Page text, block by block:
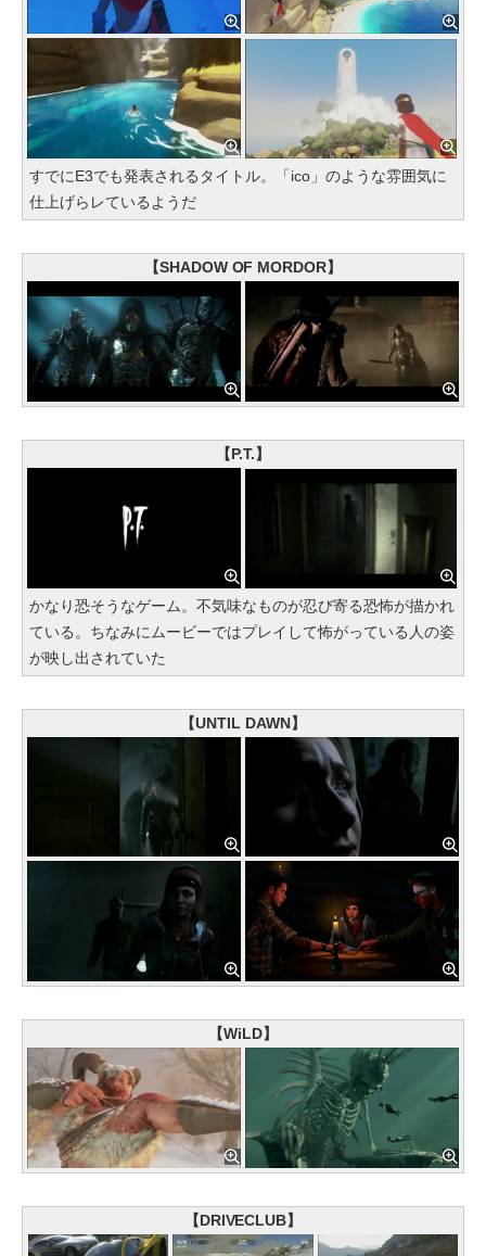
すでにE3でも発表されるタイトル。「ico」のような雰囲気に
仕上げらレているようだ
【SHADOW OF MORDOR】
【P.T.】
かなり恐そうなゲーム。不気味なものが忍び寄る恐怖が描かれ
ている。ちなみにムービーではプレイして怖がっている人の姿
が映し出されていた
【UNTIL DAWN】
【WiLD】
【DRIVECLUB】